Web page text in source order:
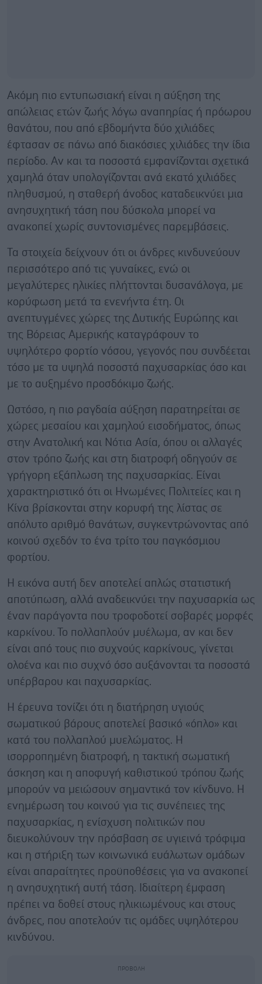
Ακόμη πιο εντυπωσιακή είναι η αύξηση της
απώλειας ετών ζωής λόγω αναπηρίας ή πρόωρου
θανάτου, που από εβδομήντα δύο χιλιάδες
έφτασαν σε πάνω από διακόσιες χιλιάδες την ίδια
περίοδο. Αν και τα ποσοστά εμφανίζονται σχετικά
χαμηλά όταν υπολογίζονται ανά εκατό χιλιάδες
πληθυσμού, η σταθερή άνοδος καταδεικνύει μια
ανησυχητική τάση που δύσκολα μπορεί να
ανακοπεί χωρίς συντονισμένες παρεμβάσεις.
Τα στοιχεία δείχνουν ότι οι άνδρες κινδυνεύουν
περισσότερο από τις γυναίκες, ενώ οι
μεγαλύτερες ηλικίες πλήττονται δυσανάλογα, με
κορύφωση μετά τα ενενήντα έτη. Οι
ανεπτυγμένες χώρες της Δυτικής Ευρώπης και
της Βόρειας Αμερικής καταγράφουν το
υψηλότερο φορτίο νόσου, γεγονός που συνδέεται
τόσο με τα υψηλά ποσοστά παχυσαρκίας όσο και
με το αυξημένο προσδόκιμο ζωής.
Ωστόσο, η πιο ραγδαία αύξηση παρατηρείται σε
χώρες μεσαίου και χαμηλού εισοδήματος, όπως
στην Ανατολική και Νότια Ασία, όπου οι αλλαγές
στον τρόπο ζωής και στη διατροφή οδηγούν σε
γρήγορη εξάπλωση της παχυσαρκίας. Είναι
χαρακτηριστικό ότι οι Ηνωμένες Πολιτείες και η
Κίνα βρίσκονται στην κορυφή της λίστας σε
απόλυτο αριθμό θανάτων, συγκεντρώνοντας από
κοινού σχεδόν το ένα τρίτο του παγκόσμιου
φορτίου.
Η εικόνα αυτή δεν αποτελεί απλώς στατιστική
αποτύπωση, αλλά αναδεικνύει την παχυσαρκία ως
έναν παράγοντα που τροφοδοτεί σοβαρές μορφές
καρκίνου. Το πολλαπλούν μυέλωμα, αν και δεν
είναι από τους πιο συχνούς καρκίνους, γίνεται
ολοένα και πιο συχνό όσο αυξάνονται τα ποσοστά
υπέρβαρου και παχυσαρκίας.
Η έρευνα τονίζει ότι η διατήρηση υγιούς
σωματικού βάρους αποτελεί βασικό «όπλο» και
κατά του πολλαπλού μυελώματος. Η
ισορροπημένη διατροφή, η τακτική σωματική
άσκηση και η αποφυγή καθιστικού τρόπου ζωής
μπορούν να μειώσουν σημαντικά τον κίνδυνο. Η
ενημέρωση του κοινού για τις συνέπειες της
παχυσαρκίας, η ενίσχυση πολιτικών που
διευκολύνουν την πρόσβαση σε υγιεινά τρόφιμα
και η στήριξη των κοινωνικά ευάλωτων ομάδων
είναι απαραίτητες προϋποθέσεις για να ανακοπεί
η ανησυχητική αυτή τάση. Ιδιαίτερη έμφαση
πρέπει να δοθεί στους ηλικιωμένους και στους
άνδρες, που αποτελούν τις ομάδες υψηλότερου
κινδύνου.